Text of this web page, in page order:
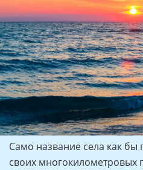
Само название села как бы
своих многокилометровых